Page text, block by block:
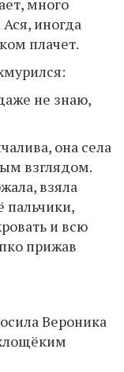
много
иногда
плачет.
не знаю,
она села
взглядом.
взяла
пальчики,
и всю
прижав
Вероника